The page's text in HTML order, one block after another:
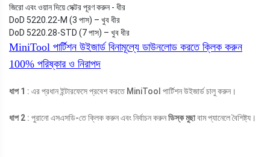
জিরো এবং ওয়ান দিয়ে সেক্টর পূরণ করুন - ধীর
DoD 5220.22-M (3 পাস) – খুব ধীর
DoD 5220.28-STD (7 পাস) – খুব ধীর
MiniTool পার্টিশন উইজার্ড বিনামূল্যে ডাউনলোড করতে ক্লিক করুন
100% পরিষ্কার ও নিরাপদ
ধাপ 1 : এর প্রধান ইন্টারফেসে প্রবেশ করতে MiniTool পার্টিশন উইজার্ড চালু করুন।
ধাপ 2 : পুরানো এসএসডি-তে ক্লিক করুন এবং নির্বাচন করুনডিস্ক মুছাবাম প্যানেলে বৈশিষ্ট্য।